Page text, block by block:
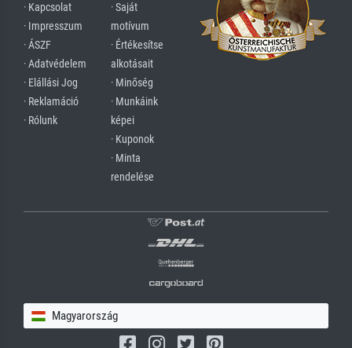
· Kapcsolat
· Impresszum
· ÁSZF
· Adatvédelem
· Elállási Jog
· Reklamáció
· Rólunk
· Saját
motívum
· Értékesítse
alkotásait
· Minőség
· Munkáink
képei
· Kuponok
· Minta
rendelése
Magyarország